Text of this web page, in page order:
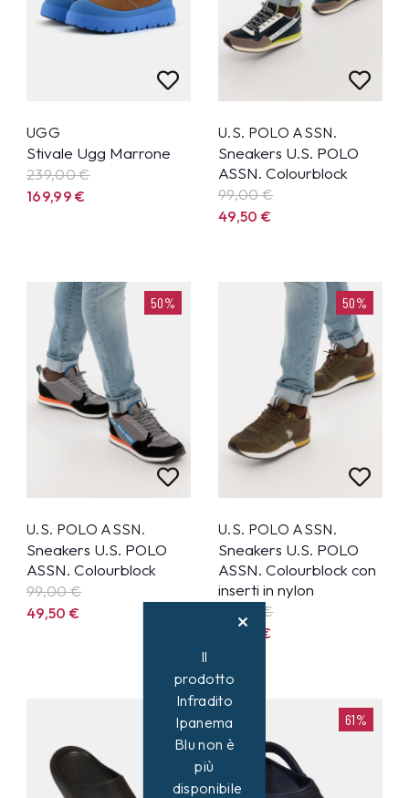
UGG
Stivale Ugg Marrone
239,00 €
169,99€
U.S. POLO ASSN.
Sneakers U.S. POLO
ASSN. Colourblock
99,00€
49,50€
50%
U.S. POLO ASSN.
Sneakers U.S. POLO
ASSN. Colourblock
99,00€
49,50€
50%
U.S. POLO ASSN.
Sneakers U.S. POLO
ASSN. Colourblock con
inserti in nylon
€
49,50
€
61%
Il
prodotto
Infradito
Ipanema
Blu non è
più
disponibile